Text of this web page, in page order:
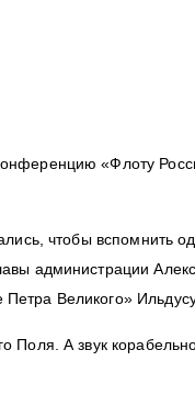
«Флоту
чтобы вспомнить
администрации
Великого» Ильдусу
Поля. А звук